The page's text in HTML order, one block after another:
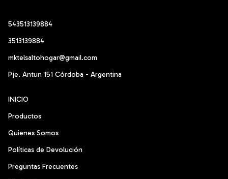
543513139884
3513139884
mktelsaltohogar@gmail.com
Pje. Antun 151 Córdoba - Argentina
INICIO
Productos
Quienes Somos
Políticas de Devolución
Preguntas Frecuentes